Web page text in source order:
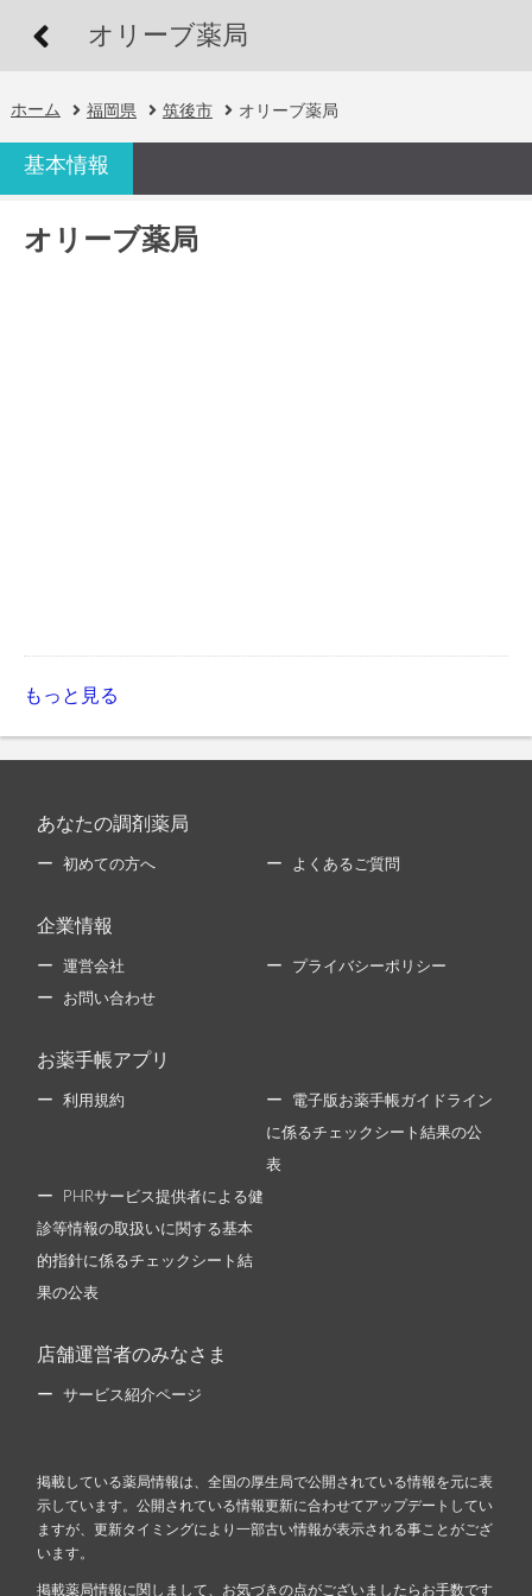
オリーブ薬局
ホーム 福岡県 筑後市 オリーブ薬局
基本情報
オリーブ薬局
もっと見る
あなたの調剤薬局
初めての方へ よくあるご質問
企業情報
運営会社 プライバシーポリシー
お問い合わせ
お薬手帳アプリ
利用規約 電子版お薬手帳ガイドライン
に係るチェックシート結果の公
表
PHRサービス提供者による健
診等情報の取扱いに関する基本
的指針に係るチェックシート結
果の公表
店舗運営者のみなさま
サービス紹介ページ
掲載している薬局情報は、全国の厚生局で公開されている情報を元に表
示しています。公開されている情報更新に合わせてアップデートしてい
ますが、更新タイミングにより一部古い情報が表示される事ことがござ
います。
掲載薬局情報に関しまして、お気づきの点がございましたらお手数です